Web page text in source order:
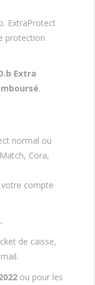
ExtraProtect
protection
Extra
.
normal ou
Cora,
compte
de caisse,
ou pour les